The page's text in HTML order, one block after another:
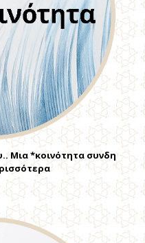
Μια *κοινότητα συνδη